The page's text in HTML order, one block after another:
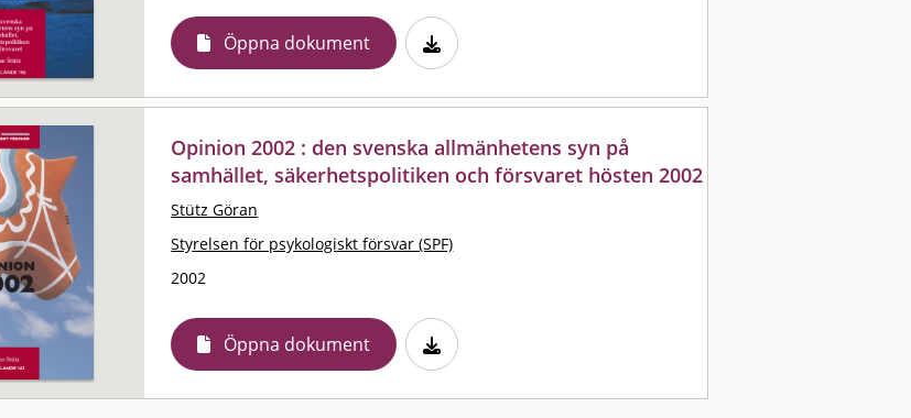
Öppna dokument
Opinion 2002 : den svenska allmänhetens syn på
samhället, säkerhetspolitiken och försvaret hösten 2002
Stütz Göran
Styrelsen för psykologiskt försvar (SPF)
2002
Öppna dokument